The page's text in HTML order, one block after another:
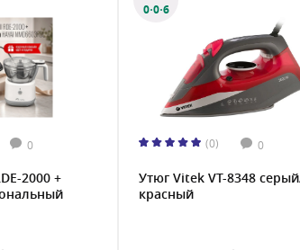
0
2000 +
0·0·6
(0) 0
Утюг Vitek VT-8348
красный